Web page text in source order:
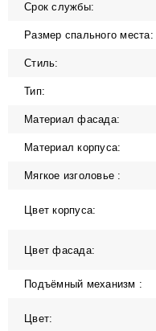
Срок службы:
Размер спального места:
Стиль:
Тип:
Материал фасада:
Материал корпуса:
Мягкое изголовье :
Цвет корпуса:
Цвет фасада:
Подъёмный механизм :
Цвет: